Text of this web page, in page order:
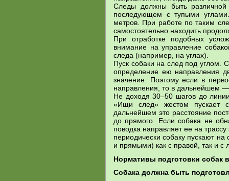
Следы должны быть различной
последующем с тупыми
метров. При работе по таким
самостоятельно находить
При отработке подобных
внимание на управление
следа (например, на углах).
Пуск собаки на след под углом.
определение ею направления
значение. Поэтому если в
направления, то в дальнейшем
Не доходя 30–50 шагов до
«Ищи след» жестом пускает
дальнейшем это расстояние
до прямого. Если собака не
поводка направляет ее на трассу
периодически собаку пускают
и прямыми) как с правой, так и с
Нормативы подготовки собак
Собака должна быть